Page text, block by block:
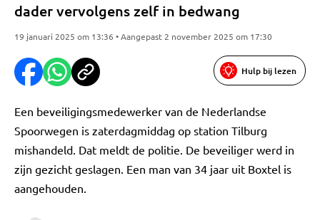
dader vervolgens zelf in bedwang
19 januari 2025 om 13:36 • Aangepast 2 november 2025 om 17:30
Hulp bij lezen
Een beveiligingsmedewerker van de Nederlandse
Spoorwegen is zaterdagmiddag op station Tilburg
mishandeld. Dat meldt de politie. De beveiliger werd in
zijn gezicht geslagen. Een man van 34 jaar uit Boxtel is
aangehouden.